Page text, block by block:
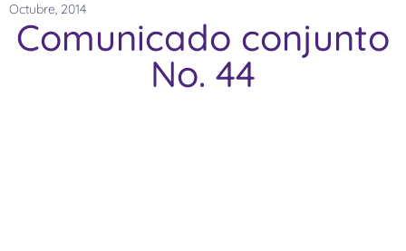
Octubre, 2014
Comunicado conjunto
No. 44